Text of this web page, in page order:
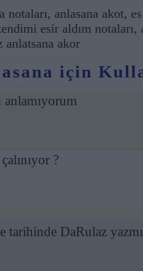
notaları, anlasana akot,
esir aldım notaları,
anlatsana akor
için
anlamıyorum
?
tarihinde DaRulaz